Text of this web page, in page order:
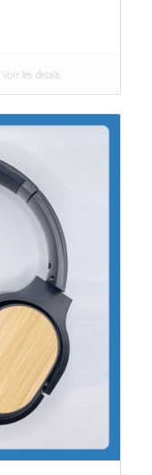
Voir les détails